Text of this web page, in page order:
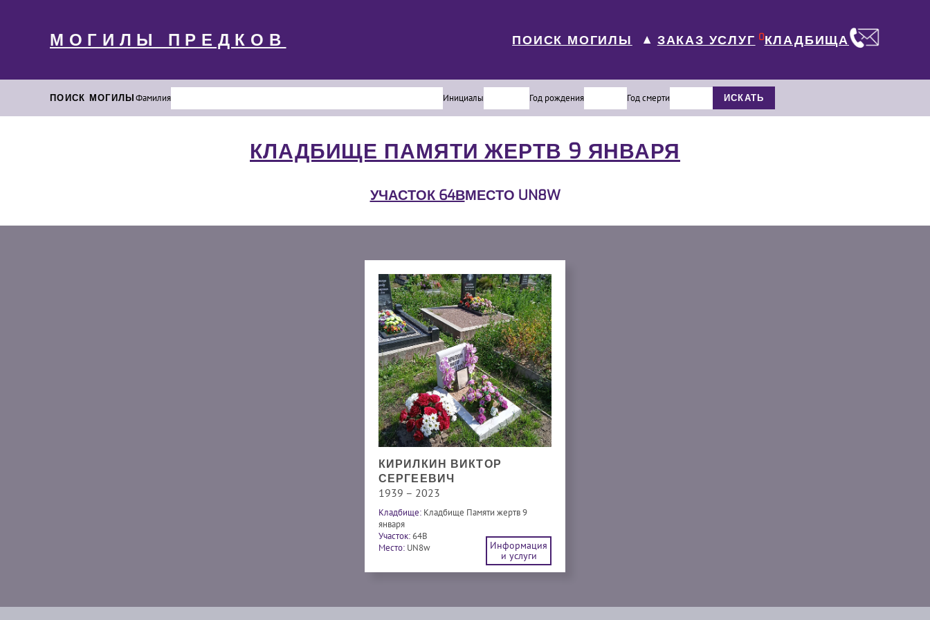
МОГИЛЫ ПРЕДКОВ ПОИСК МОГИЛЫ ▼ ЗАКАЗ УСЛУГ 0КЛАДБИЩА
ПОИСК МОГИЛЫФамилия Инициалы Год рождения Год смерти ИСКАТЬ
КЛАДБИЩЕ ПАМЯТИ ЖЕРТВ 9 ЯНВАРЯ
УЧАСТОК 64ВМЕСТО UN8W
КИРИЛКИН ВИКТОР
СЕРГЕЕВИЧ
1939 – 2023
Кладбище: Кладбище Памяти жертв 9
января
Участок:64В
Место: UN8w
Информация
и услуги